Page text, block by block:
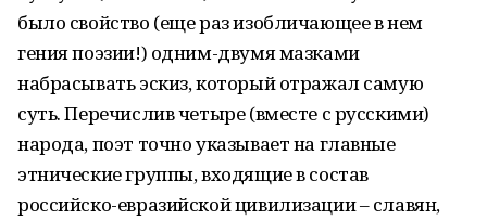
было свойство (еще раз изобличающее в нем
гения поэзии!) одним-двумя мазками
набрасывать эскиз, который отражал самую
суть. Перечислив четыре (вместе с русскими)
народа, поэт точно указывает на главные
этнические группы, входящие в состав
российско-евразийской цивилизации – славян,